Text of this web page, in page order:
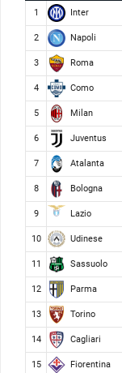
1 Inter
2 Napoli
3 Roma
4 Como
5 Milan
6 Juventus
7 Atalanta
8 Bologna
9 Lazio
10 Udinese
11 Sassuolo
12 Parma
13 Torino
14 Cagliari
15 Fiorentina